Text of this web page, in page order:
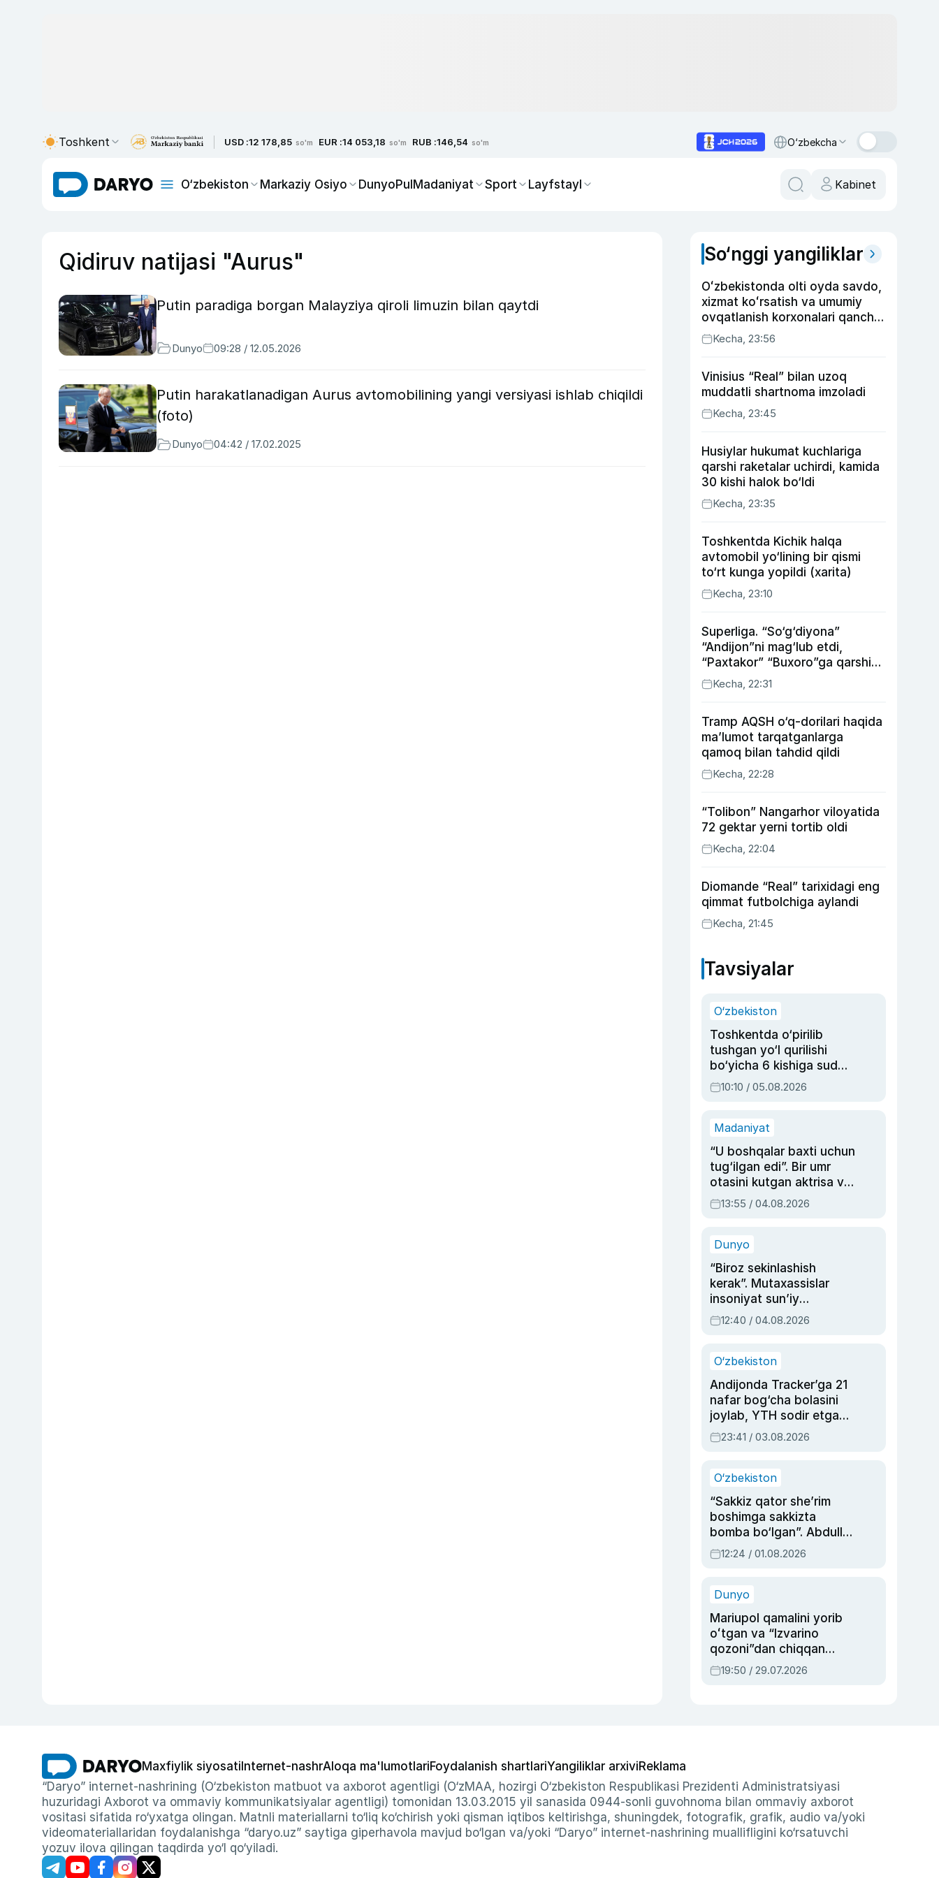
Toshkent USD :12 178,85 so'm EUR :14 053,18 so'm RUB :146,54 so'm O‘zbekcha
O‘zbekiston Markaziy Osiyo DunyoPulMadaniyat Sport Layfstayl Kabinet
Qidiruv natijasi "Aurus"
Putin paradiga borgan Malayziya qiroli limuzin bilan qaytdi
Dunyo 09:28 / 12.05.2026
Putin harakatlanadigan Aurus avtomobilining yangi versiyasi ishlab chiqildi
(foto)
Dunyo 04:42 / 17.02.2025
So‘nggi yangiliklar
Oʻzbekistonda olti oyda savdo,
xizmat koʻrsatish va umumiy
ovqatlanish korxonalari qancha
soliq toʻlagani ochiqlandi
Kecha, 23:56
Vinisius “Real” bilan uzoq
muddatli shartnoma imzoladi
Kecha, 23:45
Husiylar hukumat kuchlariga
qarshi raketalar uchirdi, kamida
30 kishi halok bo‘ldi
Kecha, 23:35
Toshkentda Kichik halqa
avtomobil yo‘lining bir qismi
to‘rt kunga yopildi (xarita)
Kecha, 23:10
Superliga. “So‘g‘diyona”
“Andijon”ni mag‘lub etdi,
“Paxtakor” “Buxoro”ga qarshi
bahsda g‘alabani qo‘ldan
chiqardi
Kecha, 22:31
Tramp AQSH o‘q-dorilari haqida
ma’lumot tarqatganlarga
qamoq bilan tahdid qildi
Kecha, 22:28
“Tolibon” Nangarhor viloyatida
72 gektar yerni tortib oldi
Kecha, 22:04
Diomande “Real” tarixidagi eng
qimmat futbolchiga aylandi
Kecha, 21:45
Tavsiyalar
O‘zbekiston
Toshkentda o‘pirilib
tushgan yo‘l qurilishi
bo‘yicha 6 kishiga sud
hukmi o‘qildi
10:10 / 05.08.2026
Madaniyat
“U boshqalar baxti uchun
tug‘ilgan edi”. Bir umr
otasini kutgan aktrisa va
dublyaj ustasi Rimma
Ahmedovaning
13:55 / 04.08.2026
Dunyo
“Biroz sekinlashish
kerak”. Mutaxassislar
insoniyat sun’iy
intellektni boshqara
olmay qolishidan xavotir
12:40 / 04.08.2026
O‘zbekiston
Andijonda Tracker’ga 21
nafar bog‘cha bolasini
joylab, YTH sodir etgan
ayolga sud hukmi o‘qildi
23:41 / 03.08.2026
O‘zbekiston
“Sakkiz qator she’rim
boshimga sakkizta
bomba bo‘lgan”. Abdulla
Oripovni siyosiy
ayblovlardan asrab
12:24 / 01.08.2026
Dunyo
Mariupol qamalini yorib
oʻtgan va “Izvarino
qozoni”dan chiqqan
qahramon — Ukraina
armiyasi bosh
19:50 / 29.07.2026
Maxfiylik siyosati Internet-nashrAloqa ma'lumotlariFoydalanish shartlariYangiliklar arxiviReklama
“Daryo” internet-nashrining (O‘zbekiston matbuot va axborot agentligi (O‘zMAA, hozirgi O‘zbekiston Respublikasi Prezidenti Administratsiyasi
huzuridagi Axborot va ommaviy kommunikatsiyalar agentligi) tomonidan 13.03.2015 yil sanasida 0944-sonli guvohnoma bilan ommaviy axborot
vositasi sifatida ro‘yxatga olingan. Matnli materiallarni to‘liq ko‘chirish yoki qisman iqtibos keltirishga, shuningdek, fotografik, grafik, audio va/yoki
videomateriallaridan foydalanishga “daryo.uz” saytiga giperhavola mavjud bo‘lgan va/yoki “Daryo” internet-nashrining muallifligini ko‘rsatuvchi
yozuv ilova qilingan taqdirda yo‘l qo‘yiladi.